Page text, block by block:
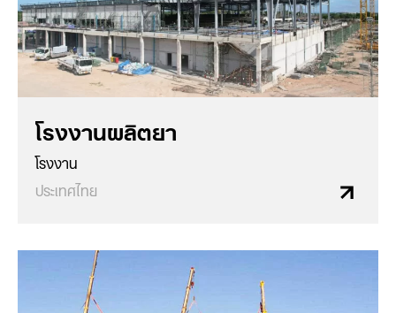
โรงงานผลิตยา
โรงงาน
ประเทศไทย